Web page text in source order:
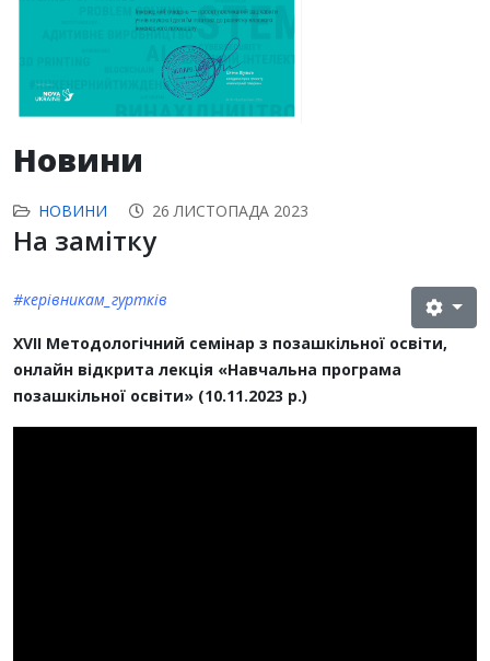
Новини
НОВИНИ 26 ЛИСТОПАДА 2023
На замітку
#керівникам_гуртків
ХVІІ Методологічний семінар з позашкільної освіти,
онлайн відкрита лекція «Навчальна програма
позашкільної освіти» (10.11.2023 р.)